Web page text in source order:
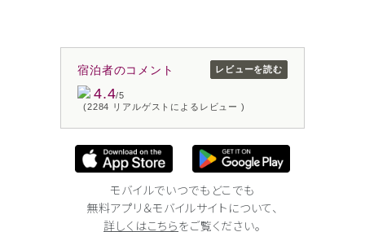
宿泊者のコメント
4.4/5
(2284 リアルゲストによるレビュー )
レビューを読む
モバイルでいつでもどこでも
無料アプリ＆モバイルサイトについて、
詳しくはこちらをご覧ください。